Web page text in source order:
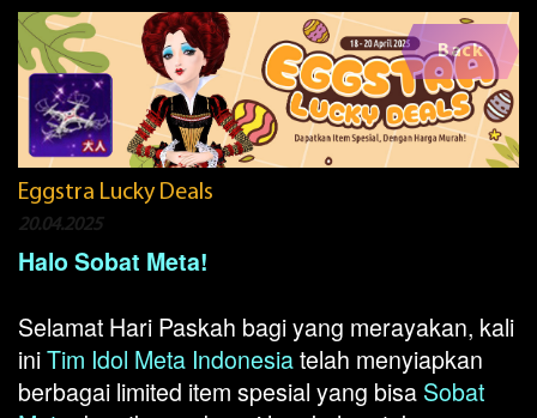
Back
Eggstra Lucky Deals
20.04.2025
Halo Sobat Meta!
Selamat Hari Paskah bagi yang merayakan, kali
iniTim Idol Meta Indonesiatelah menyiapkan
berbagai limited item spesial yang bisa Sobat